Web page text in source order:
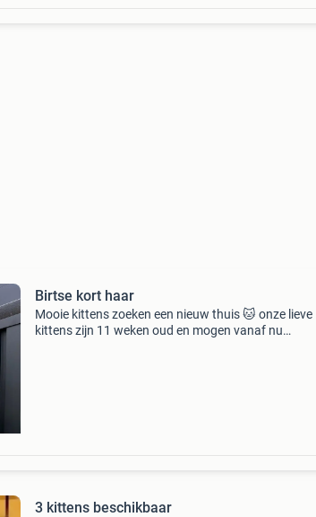
Birtse kort haar
Mooie kittens zoeken een nieuw thuis 🐱 onze lieve
kittens zijn 11 weken oud en mogen vanaf nu
3 kittens beschikbaar